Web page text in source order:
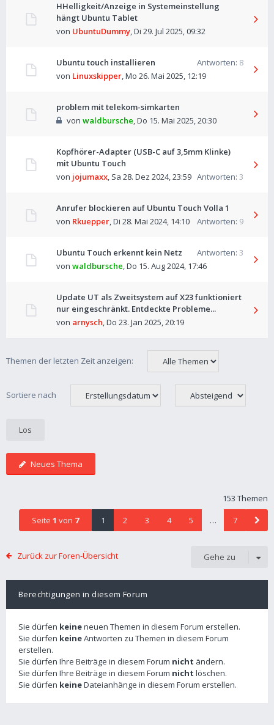
HHelligkeit/Anzeige in Systemeinstellung
hängt Ubuntu Tablet
von UbuntuDummy,Di 29. Jul 2025, 09:32
Ubuntu touch installieren Antworten: 8
von Linuxskipper,Mo 26. Mai 2025, 12:19
problem mit telekom-simkarten
von waldbursche,Do 15. Mai 2025, 20:30
Kopfhörer-Adapter (USB-C auf 3,5mm Klinke)
mit Ubuntu Touch
Antworten: 3
von jojumaxx, Sa 28. Dez 2024, 23:59
Anrufer blockieren auf Ubuntu Touch Volla 1
Antworten: 9
von Rkuepper,Di 28. Mai 2024, 14:10
Ubuntu Touch erkennt kein Netz Antworten: 3
von waldbursche,Do 15. Aug 2024, 17:46
Update UT als Zweitsystem auf X23 funktioniert
nur eingeschränkt. Entdeckte Probleme...
von arnysch,Do 23. Jan 2025, 20:19
Themen der letzten Zeit anzeigen:
Sortiere nach
Neues Thema
153 Themen
Seite 1 von 7 1 2 3 4 5 … 7
Zurück zur Foren-Übersicht Gehe zu
Berechtigungen in diesem Forum
Sie dürfen keineneuen Themen in diesem Forum erstellen.
Sie dürfen keineAntworten zu Themen in diesem Forum
erstellen.
Sie dürfen Ihre Beiträge in diesem Forum nicht ändern.
Sie dürfen Ihre Beiträge in diesem Forum nicht löschen.
Sie dürfen keineDateianhänge in diesem Forum erstellen.